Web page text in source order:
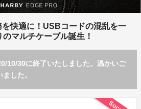
快適に！USBコードの混乱を一
マルチケーブル誕生！
10/30に終了いたしました。温かいご
した。